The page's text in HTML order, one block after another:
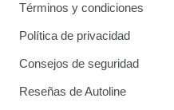
Términos y condiciones
Política de privacidad
Consejos de seguridad
Reseñas de Autoline